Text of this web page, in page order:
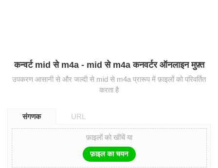
कन्वर्ट mid से m4a - mid से m4a कनवर्टर ऑनलाइन मुफ़्त
उपकरण आसानी से और जल्दी से mid से m4a प्रारूप में फ़ाइलों को परिवर्तित
करता है
संगणक URL
फ़ाइलों को खींचें या
फ़ाइल का चयन